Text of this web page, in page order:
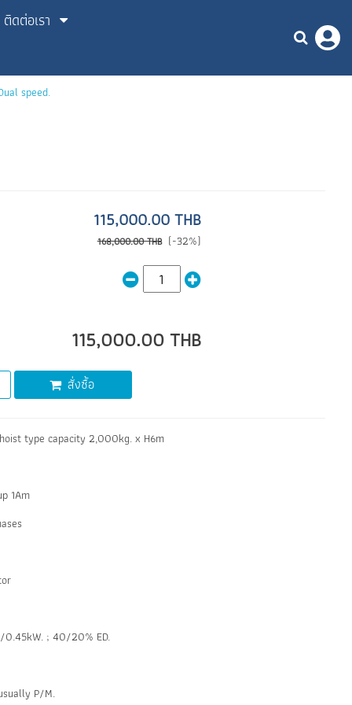
ติดต่อเรา
speed.
115,000.00 THB
168,000.00 THB (-32%)
115,000.00 THB
สั่งซื้อ
hoist type capacity 2,000kg. x H6m
1Am
; 40/20% ED.
P/M.